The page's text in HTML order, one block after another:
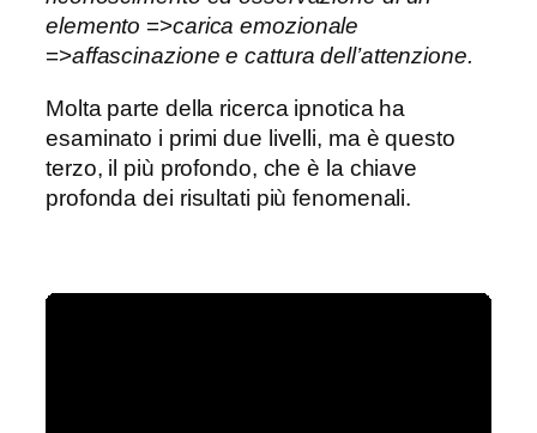
elemento =>carica emozionale
=>affascinazione e cattura dell’attenzione.
Molta parte della ricerca ipnotica ha
esaminato i primi due livelli, ma è questo
terzo, il più profondo, che è la chiave
profonda dei risultati più fenomenali.